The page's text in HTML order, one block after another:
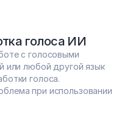
голоса ИИ
с голосовыми
или любой другой язык
голоса.
при использовании